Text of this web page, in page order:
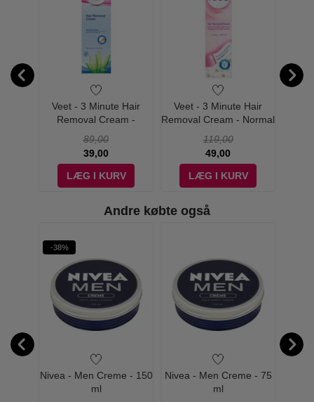
Veet - 3 Minute Hair
Removal Cream -
89,00
39,00
LÆG I KURV
Veet - 3 Minute Hair
Removal Cream - Normal
119,00
49,00
LÆG I KURV
Andre købte også
-38%
Nivea - Men Creme - 150
ml
Nivea - Men Creme - 75
ml